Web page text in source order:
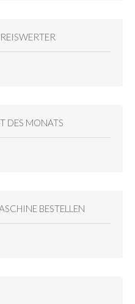
DES MONATS
BESTELLEN